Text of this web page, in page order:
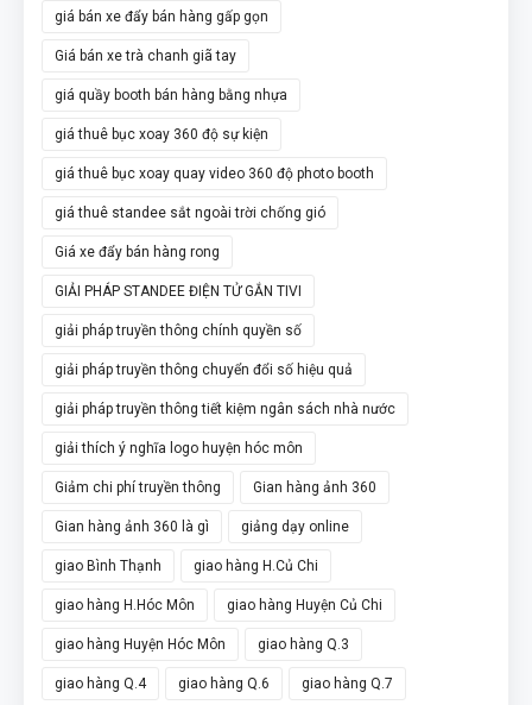
giá bán xe đẩy bán hàng gấp gọn
Giá bán xe trà chanh giã tay
giá quầy booth bán hàng bằng nhựa
giá thuê bục xoay 360 độ sự kiện
giá thuê bục xoay quay video 360 độ photo booth
giá thuê standee sắt ngoài trời chống gió
Giá xe đẩy bán hàng rong
GIẢI PHÁP STANDEE ĐIỆN TỬ GẮN TIVI
giải pháp truyền thông chính quyền số
giải pháp truyền thông chuyển đổi số hiệu quả
giải pháp truyền thông tiết kiệm ngân sách nhà nước
giải thích ý nghĩa logo huyện hóc môn
Giảm chi phí truyền thông Gian hàng ảnh 360
Gian hàng ảnh 360 là gì giảng dạy online
giao Bình Thạnh giao hàng H.Củ Chi
giao hàng H.Hóc Môn giao hàng Huyện Củ Chi
giao hàng Huyện Hóc Môn giao hàng Q.3
giao hàng Q.4 giao hàng Q.6 giao hàng Q.7